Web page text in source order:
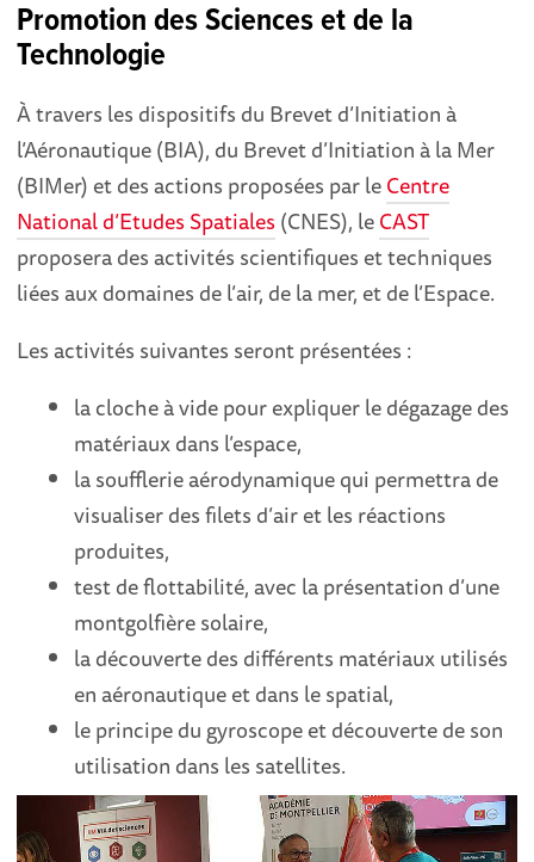
Promotion des Sciences et de la
Technologie
À travers les dispositifs du Brevet d’Initiation à
l’Aéronautique (BIA), du Brevet d’Initiation à la Mer
(BIMer) et des actions proposées par leCentre
National d’Etudes Spatiales (CNES), leCAST
proposera des activités scientifiques et techniques
liées aux domaines de l’air, de la mer, et de l’Espace.
Les activités suivantes seront présentées :
la cloche à vide pour expliquer le dégazage des
matériaux dans l’espace,
la soufflerie aérodynamique qui permettra de
visualiser des filets d’air et les réactions
produites,
test de flottabilité, avec la présentation d’une
montgolfière solaire,
la découverte des différents matériaux utilisés
en aéronautique et dans le spatial,
le principe du gyroscope et découverte de son
utilisation dans les satellites.